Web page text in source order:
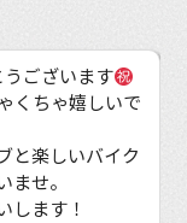
ございます
くちゃ嬉しいで
と楽しいバイク
ませ。
します！